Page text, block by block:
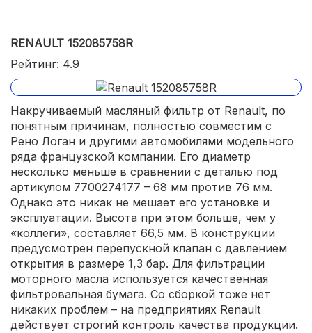
RENAULT 152085758R
Рейтинг: 4.9
Накручиваемый масляный фильтр от Renault, по
понятным причинам, полностью совместим с
Рено Логан и другими автомобилями модельного
ряда французской компании. Его диаметр
несколько меньше в сравнении с деталью под
артикулом 7700274177 – 68 мм против 76 мм.
Однако это никак не мешает его установке и
эксплуатации. Высота при этом больше, чем у
«коллеги», составляет 66,5 мм. В конструкции
предусмотрен перепускной клапан с давлением
открытия в размере 1,3 бар. Для фильтрации
моторного масла используется качественная
фильтровальная бумага. Со сборкой тоже нет
никаких проблем – на предприятиях Renault
действует строгий контроль качества продукции.